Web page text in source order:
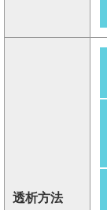
透析方法